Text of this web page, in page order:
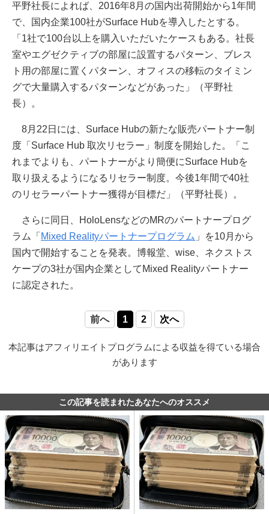
平野社長によれば、2016年8月の国内出荷開始から1年間
で、国内企業100社がSurface Hubを導入したとする。
「1社で100台以上を購入いただいたケースもある。社長
室やエグゼクティブの部屋に設置するパターン、ブレス
ト用の部屋に置くパターン、オフィスの移転のタイミン
グで大量購入するパターンなどがあった」（平野社
長）。
8月22日には、Surface Hubの新たな販売パートナー制
度「Surface Hub 取次リセラー」制度を開始した。「こ
れまでよりも、パートナーがより簡便にSurface Hubを
取り扱えるようになるリセラー制度。今後1年間で40社
のリセラーパートナー獲得が目標だ」（平野社長）。
さらに同日、HoloLensなどのMRのパートナープログ
ラム「 Mixed Realityパートナープログラム 」を10月から
国内で開始することを発表。博報堂、wise、ネクストス
ケープの3社が国内企業としてMixed Realityパートナー
に認定された。
前へ 1 2 次へ
本記事はアフィリエイトプログラムによる収益を得ている場合
があります
この記事を読まれたあなたへのオススメ